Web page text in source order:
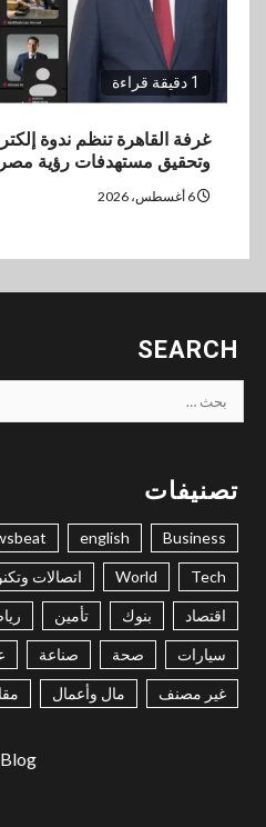
1 دقيقة قراءة
غرفة القاهرة تنظم ندوة
وتحقيق مستهدفات رؤية مصر 2030
SEARCH
البحث
عن:
تصنيفات
Business
english
Tech
World اتصالات
اقتصاد بنوك تأمين
سيارات صحة صناعة
غير مصنف مال وأعمال
Blog